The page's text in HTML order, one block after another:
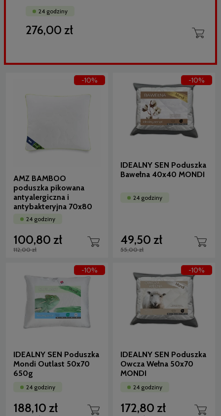
24 godziny
276,00 zł
AMZ BAMBOO
poduszka pikowana
antyalergiczna i
antybakteryjna 70x80
24 godziny
100,80 zł
112,00 zł
-10%
IDEALNY SEN Poduszka
Bawełna 40x40 MONDI
24 godziny
49,50 zł
55,00 zł
-10%
IDEALNY SEN Poduszka
Mondi Outlast 50x70
650g
24 godziny
188,10 zł
-10%
IDEALNY SEN Poduszka
Owcza Wełna 50x70
MONDI
24 godziny
172,80 zł
-10%